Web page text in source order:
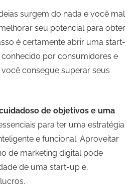
surgem do nada e você mal
seu potencial para obter
é certamente abrir uma start-
por consumidores e
consegue superar seus
de objetivos e uma
para ter uma estratégia
e funcional. Aproveitar
de marketing digital pode
de uma start-up e,